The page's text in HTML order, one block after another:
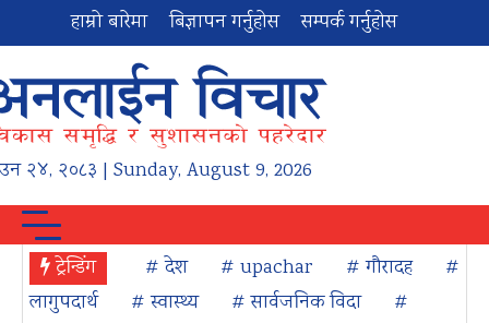
हाम्रो बारेमा बिज्ञापन गर्नुहोस सम्पर्क गर्नुहोस
२४, २०८३ | Sunday, August 9, 2026
ट्रेन्डिंग # देश # upachar # गौरादह
#
लागुपदार्थ
# स्वास्थ्य # सार्वजनिक विदा
#